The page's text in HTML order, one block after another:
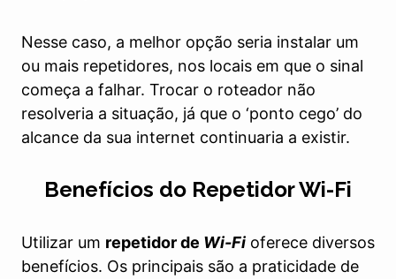
Nesse caso, a melhor opção seria instalar um
ou mais repetidores, nos locais em que o sinal
começa a falhar. Trocar o roteador não
resolveria a situação, já que o ‘ponto cego’ do
alcance da sua internet continuaria a existir.
Benefícios do Repetidor Wi-Fi
Utilizar um repetidor de Wi-Fi oferece diversos
benefícios. Os principais são a praticidade de